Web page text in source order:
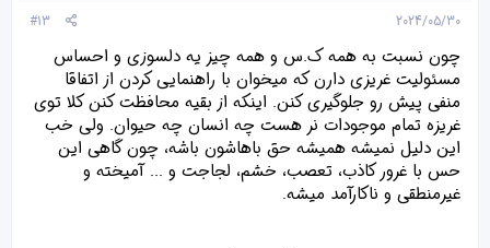
پ
س
د
ه
ا
]
:
2024/05/30
#13
چون نسبت به همه ک.س و همه چیز یه دلسوزی و احساس
مسئولیت غریزی دارن که میخوان با راهنمایی کردن از اتفاقا
منفی پیش رو جلوگیری کنن. اینکه از بقیه محافظت کنن کلا توی
غریزه تمام موجودات نر هست چه انسان چه حیوان. ولی خب
این دلیل نمیشه همیشه حق باهاشون باشه، چون گاهی این
حس با غرور کاذب، تعصب، خشم، لجاجت و ... آمیخته و
غیرمنطقی و ناکارآمد میشه.